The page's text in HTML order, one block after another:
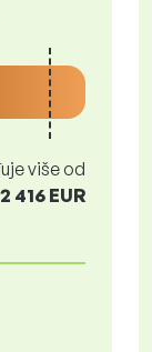
više od
2 416 EUR